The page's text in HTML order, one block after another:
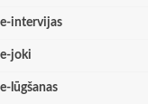
e-intervijas
e-joki
e-lūgšanas